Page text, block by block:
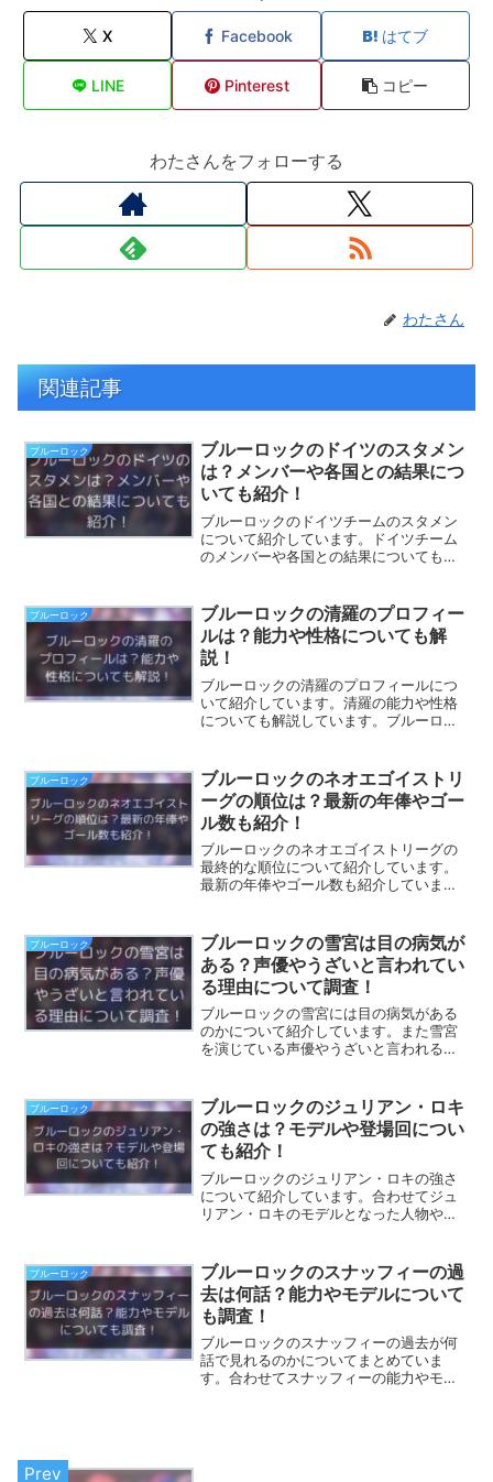
X Facebook はてブ
LINE Pinterest コピー
わたさんをフォローする
わたさん
関連記事
ブルーロック
ブルーロックのドイツのスタメン
は？メンバーや各国との結果につ
いても紹介！
ブルーロックのドイツチームのスタメン
について紹介しています。ドイツチーム
のメンバーや各国との結果についても紹
がいるのか、そして誰がスタメンに選ば
れたのかが分かります。
ブルーロック
ブルーロックの清羅のプロフィー
ルは？能力や性格についても解
説！
ブルーロックの清羅のプロフィールにつ
いて紹介しています。清羅の能力や性格
についても解説しています。ブルーロッ
覧ください。
ブルーロック
ブルーロックのネオエゴイストリ
ーグの順位は？最新の年俸やゴー
ル数も紹介！
ブルーロックのネオエゴイストリーグの
最終的な順位について紹介しています。
最新の年俸やゴール数も紹介していま
る方は是非ご覧ください。
ブルーロック
ブルーロックの雪宮は目の病気が
ある？声優やうざいと言われてい
る理由について調査！
ブルーロックの雪宮には目の病気がある
のかについて紹介しています。また雪宮
を演じている声優やうざいと言われる理
あるのか気になる方は是非ご覧くださ
い。
ブルーロック
ブルーロックのジュリアン・ロキ
の強さは？モデルや登場回につい
ても紹介！
ブルーロックのジュリアン・ロキの強さ
について紹介しています。合わせてジュ
リアン・ロキのモデルとなった人物や登
ュリアン・ロキの強さについて知りたい
方は是非ご覧ください。
ブルーロック
ブルーロックのスナッフィーの過
去は何話？能力やモデルについて
も調査！
ブルーロックのスナッフィーの過去が何
話で見れるのかについてまとめていま
す。合わせてスナッフィーの能力やモデ